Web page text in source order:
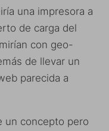
una impresora a
de carga del
con geo-
de llevar un
parecida a
un concepto pero